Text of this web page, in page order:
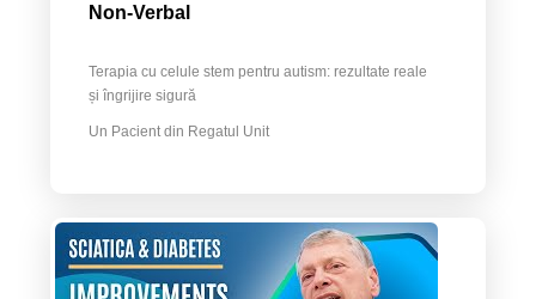
Non-Verbal
Terapia cu celule stem pentru autism: rezultate reale
și îngrijire sigură
Un Pacient din Regatul Unit